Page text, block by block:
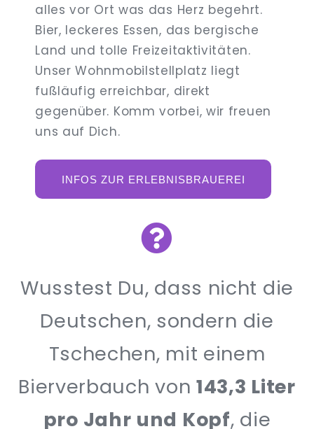
alles vor Ort was das Herz begehrt.
Bier, leckeres Essen, das bergische
Land und tolle Freizeitaktivitäten.
Unser Wohnmobilstellplatz liegt
fußläufig erreichbar, direkt
gegenüber. Komm vorbei, wir freuen
uns auf Dich.
INFOS ZUR ERLEBNISBRAUEREI
Wusstest Du, dass nicht die
Deutschen, sondern die
Tschechen, mit einem
Bierverbauch von143,3 Liter
pro Jahr und Kopf, die